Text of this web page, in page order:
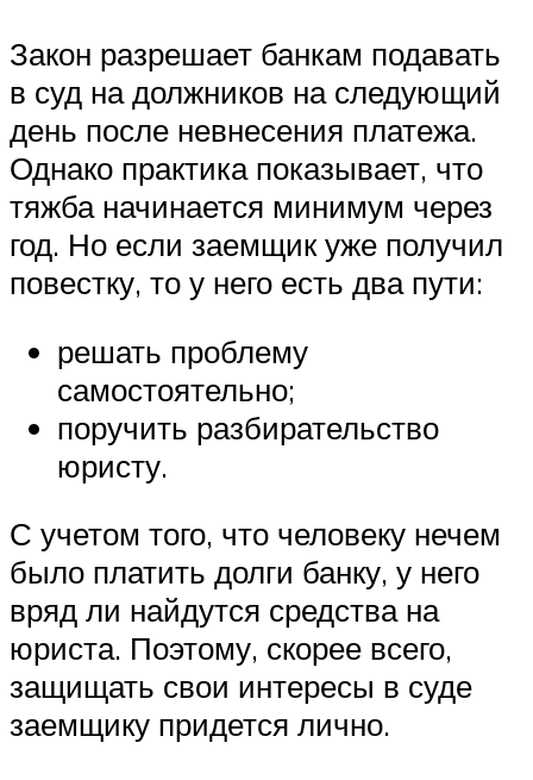
Закон разрешает банкам подавать
в суд на должников на следующий
день после невнесения платежа.
Однако практика показывает, что
тяжба начинается минимум через
год. Но если заемщик уже получил
повестку, то у него есть два пути:
решать проблему
самостоятельно;
поручить разбирательство
юристу.
С учетом того, что человеку нечем
было платить долги банку, у него
вряд ли найдутся средства на
юриста. Поэтому, скорее всего,
защищать свои интересы в суде
заемщику придется лично.